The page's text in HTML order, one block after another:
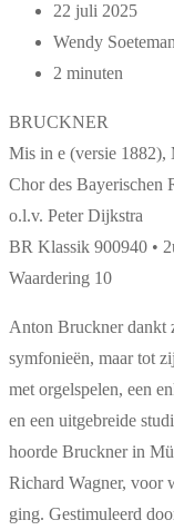
22 juli 2025
Wendy Soeteman
2 minuten
BRUCKNER
Mis in e (versie 1882),
Chor des Bayerischen
o.l.v. Peter Dijkstra
BR Klassik 900940 •
Waardering 10
Anton Bruckner dankt
symfonieën, maar tot
met orgelspelen, een
en een uitgebreide
hoorde Bruckner in
Richard Wagner, voor
ging. Gestimuleerd